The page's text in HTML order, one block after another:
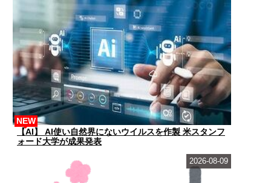
【AI】 AI使い自然界にないウイルスを作製 米スタンフ
ォード大学が成果発表
NEW
2026-08-09